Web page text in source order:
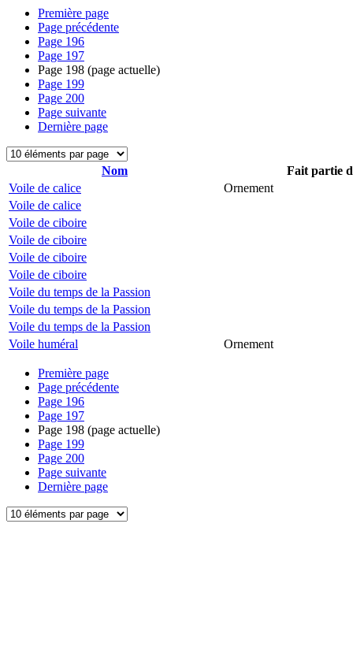
Première page
Page précédente
Page 196
Page 197
Page 198 (page actuelle)
Page 199
Page 200
Page suivante
Dernière page
Nom
Fait partie
Voile de calice
Ornement
Voile de calice
Voile de ciboire
Voile de ciboire
Voile de ciboire
Voile de ciboire
Voile du temps de la Passion
Voile du temps de la Passion
Voile du temps de la Passion
Voile huméral
Ornement
Première page
Page précédente
Page 196
Page 197
Page 198 (page actuelle)
Page 199
Page 200
Page suivante
Dernière page